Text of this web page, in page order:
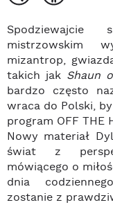
mistrzowskim
mizantrop,
takich jak Shaun
bardzo często
wraca do Polski,
program OFF THE
Nowy materiał
świat z
mówiącego o
dnia
zostanie z